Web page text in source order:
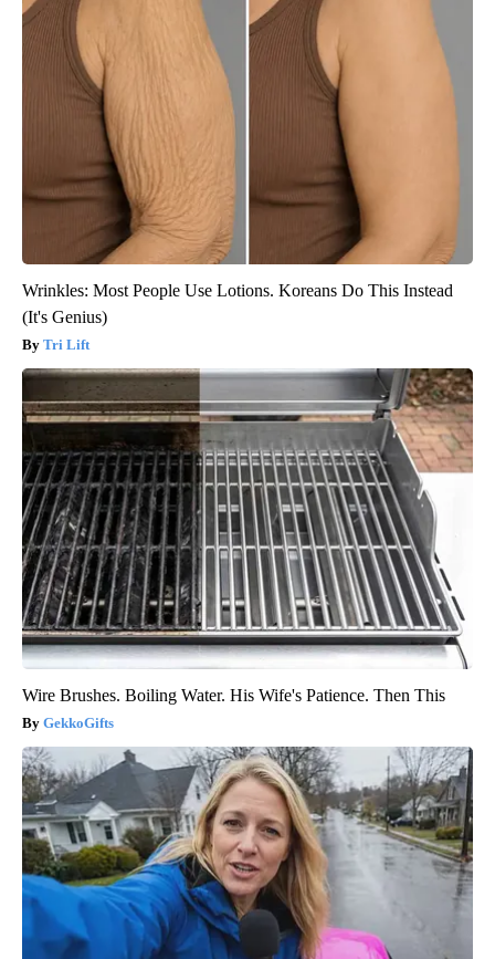
Wrinkles: Most People Use Lotions. Koreans Do This Instead
(It's Genius)
Tri Lift
Wire Brushes. Boiling Water. His Wife's Patience. Then This
GekkoGifts